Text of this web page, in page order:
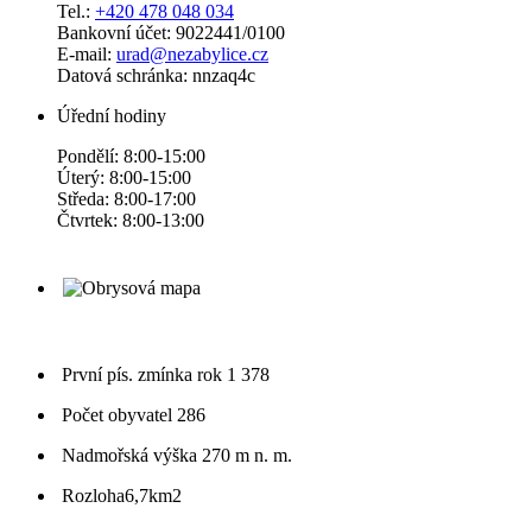
Tel.: +420 478 048 034
Bankovní účet: 9022441/0100
E-mail: urad@nezabylice.cz
Datová schránka: nnzaq4c
Úřední hodiny
Pondělí: 8:00-15:00
Úterý: 8:00-15:00
Středa: 8:00-17:00
Čtvrtek: 8:00-13:00
První pís. zmínka rok 1 378
Počet obyvatel 286
Nadmořská výška 270 m n. m.
Rozloha6,7km2